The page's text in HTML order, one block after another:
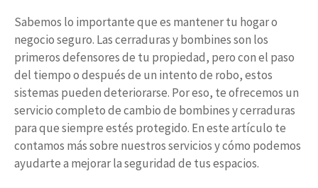
Sabemos lo importante que es mantener tu hogar o
negocio seguro. Las cerraduras y bombines son los
primeros defensores de tu propiedad, pero con el paso
del tiempo o después de un intento de robo, estos
sistemas pueden deteriorarse. Por eso, te ofrecemos un
servicio completo de cambio de bombines y cerraduras
para que siempre estés protegido. En este artículo te
contamos más sobre nuestros servicios y cómo podemos
ayudarte a mejorar la seguridad de tus espacios.